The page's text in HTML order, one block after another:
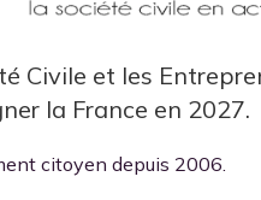
Civile et les
la France en 2027.
citoyen depuis 2006.